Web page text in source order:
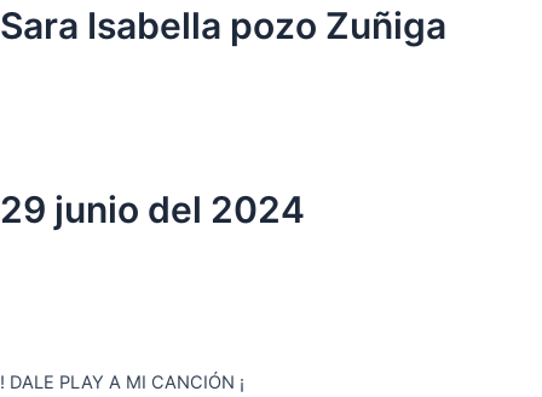
Ir
al
Sara Isabella pozo Zuñiga
29 junio del 2024
! DALE PLAY A MI CANCIÓN ¡